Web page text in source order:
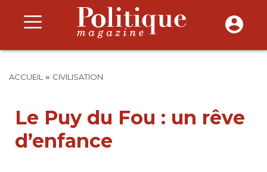
ACCUEIL » CIVILISATION
Le Puy du Fou : un rêve
d’enfance